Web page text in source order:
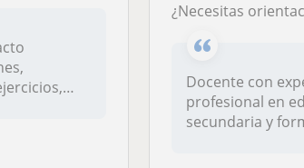
¿Necesitas orientación sobre cómo ser un profesional del ejercicio
Docente con
profesional en
secundaria y